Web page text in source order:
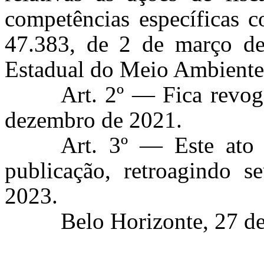
competências específicas
47.383, de 2 de março
Estadual do Meio
Art. 2º — Fica
dezembro de 2021.
Art. 3º — Este ato
publicação, retroagindo
2023.
Belo Horizonte, 27